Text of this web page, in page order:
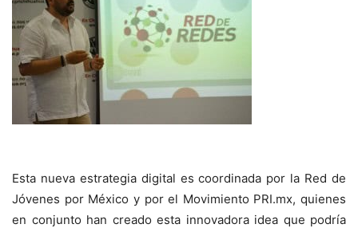
Esta nueva estrategia digital es coordinada por la Red de
Jóvenes por México y por el Movimiento PRI.mx, quienes
en conjunto han creado esta innovadora idea que podría